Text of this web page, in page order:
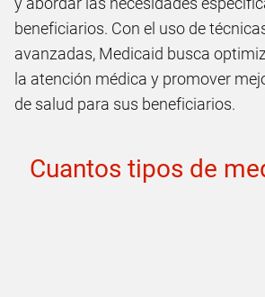
beneficiarios. Con el uso de
avanzadas, Medicaid busca
la atención médica y promover
de salud para sus beneficiarios.
Cuantos tipos de